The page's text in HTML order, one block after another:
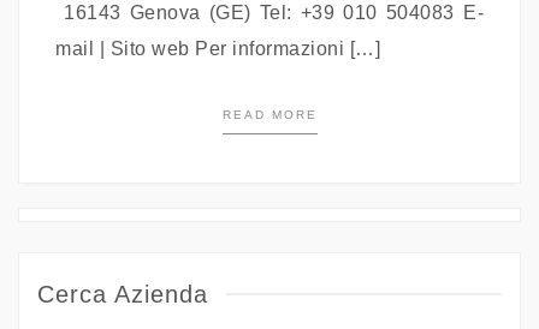
16143 Genova (GE) Tel: +39 010 504083 E-
mail | Sito web Per informazioni […]
READ MORE
navigation
Cerca Azienda